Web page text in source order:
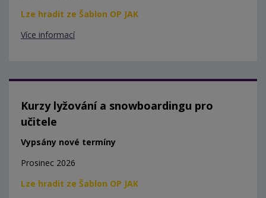
Lze hradit ze Šablon OP JAK
Více informací
Kurzy lyžování a snowboardingu pro
učitele
Vypsány nové termíny
Prosinec 2026
Lze hradit ze Šablon OP JAK